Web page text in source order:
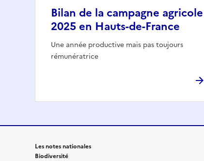
Bilan de la campagne agricole
2025 en Hauts-de-France
Une année productive mais pas toujours
rémunératrice
Les notes nationales
Biodiversité